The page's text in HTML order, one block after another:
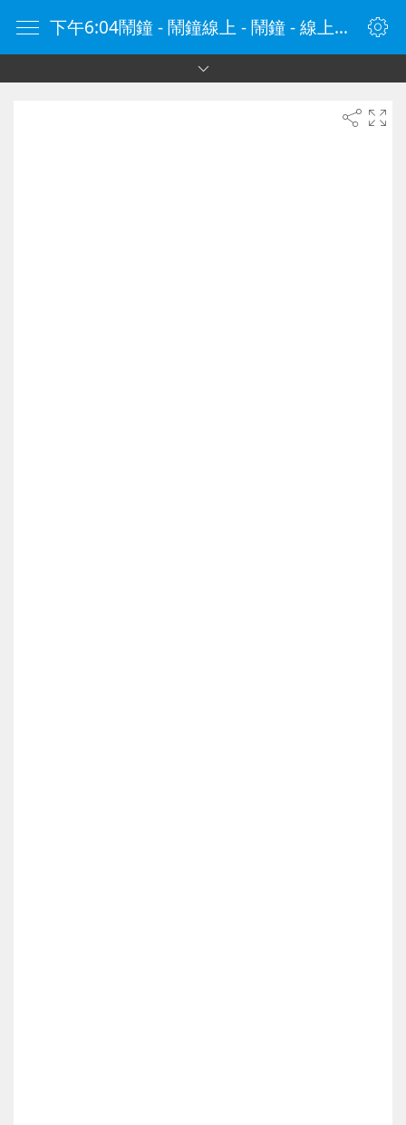
下午6:04鬧鐘 - 鬧鐘線上 - 鬧鐘 - 線上鬧鐘 - 在線鬧鐘 - 鬧鐘在線 - naozhong.tw